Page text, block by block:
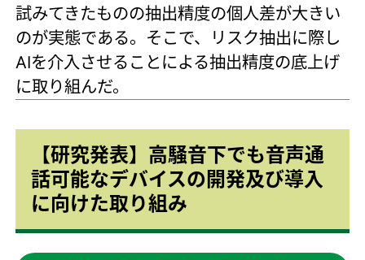
試みてきたものの抽出精度の個人差が大きい
のが実態である。そこで、リスク抽出に際し
AIを介入させることによる抽出精度の底上げ
に取り組んだ。
【研究発表】高騒音下でも音声通
話可能なデバイスの開発及び導入
に向けた取り組み